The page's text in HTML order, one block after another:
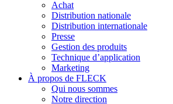
Achat
Distribution nationale
Distribution internationale
Presse
Gestion des produits
Technique d’application
Marketing
À propos de FLECK
Qui nous sommes
Notre direction